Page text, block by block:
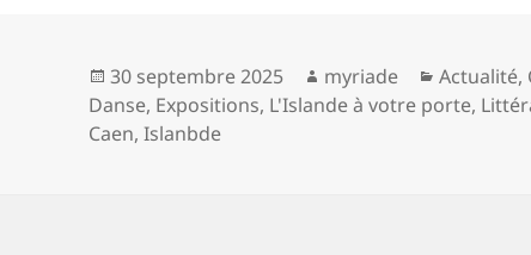
Publié
le
30 septembre 2025 Auteur
myriade Actualité,
Danse, Expositions, L'Islande à votre porte,
Caen,Islanbde